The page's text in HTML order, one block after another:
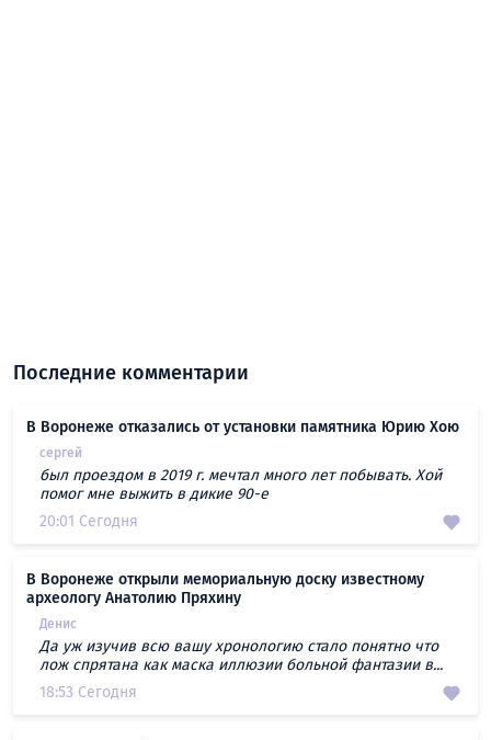
Последние комментарии
В Воронеже отказались от установки памятника Юрию Хою
сергей
был проездом в 2019 г. мечтал много лет побывать. Хой
помог мне выжить в дикие 90-е
20:01 Сегодня
В Воронеже открыли мемориальную доску известному
археологу Анатолию Пряхину
Денис
Да уж изучив всю вашу хронологию стало понятно что
лож спрятана как маска иллюзии больной фантазии в...
18:53 Сегодня